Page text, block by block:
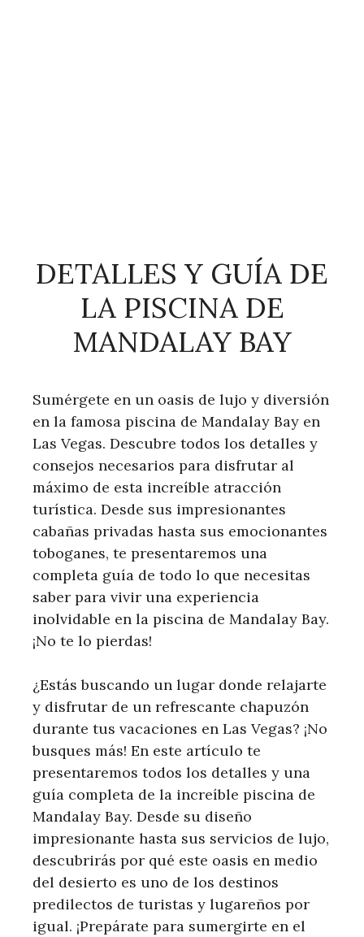
DETALLES Y GUÍA DE
LA PISCINA DE
MANDALAY BAY
Sumérgete en un oasis de lujo y diversión
en la famosa piscina de Mandalay Bay en
Las Vegas. Descubre todos los detalles y
consejos necesarios para disfrutar al
máximo de esta increíble atracción
turística. Desde sus impresionantes
cabañas privadas hasta sus emocionantes
toboganes, te presentaremos una
completa guía de todo lo que necesitas
saber para vivir una experiencia
inolvidable en la piscina de Mandalay Bay.
¡No te lo pierdas!
¿Estás buscando un lugar donde relajarte
y disfrutar de un refrescante chapuzón
durante tus vacaciones en Las Vegas? ¡No
busques más! En este artículo te
presentaremos todos los detalles y una
guía completa de la increíble piscina de
Mandalay Bay. Desde su diseño
impresionante hasta sus servicios de lujo,
descubrirás por qué este oasis en medio
del desierto es uno de los destinos
predilectos de turistas y lugareños por
igual. ¡Prepárate para sumergirte en el